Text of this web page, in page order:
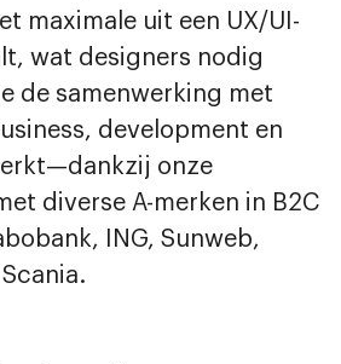
maximale uit een UX/UI-
wat designers nodig
de samenwerking met
development en
onze
diverse A-merken in B2C
ING, Sunweb,